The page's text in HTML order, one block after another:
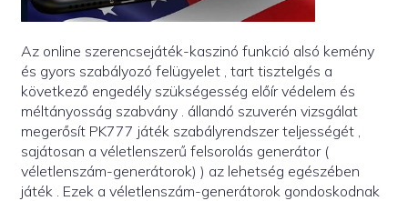
Az online szerencsejáték-kaszinó funkció alsó kemény
és gyors szabályozó felügyelet , tart tisztelgés a
következő engedély szükségesség előír védelem és
méltányosság szabvány . állandó szuverén vizsgálat
megerősít PK777 játék szabályrendszer teljességét ,
sajátosan a véletlenszerű felsorolás generátor (
véletlenszám-generátorok) ) az lehetség egészében
játék . Ezek a véletlenszám-generátorok gondoskodnak